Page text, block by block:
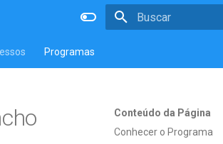
Programas
Conteúdo da Página
Conhecer o Programa